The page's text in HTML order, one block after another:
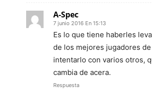
A-Spec
7 junio 2016 En 15:13
Es lo que tiene haberles
de los mejores jugadores
intentarlo con varios otros,
cambia de acera.
Respuesta